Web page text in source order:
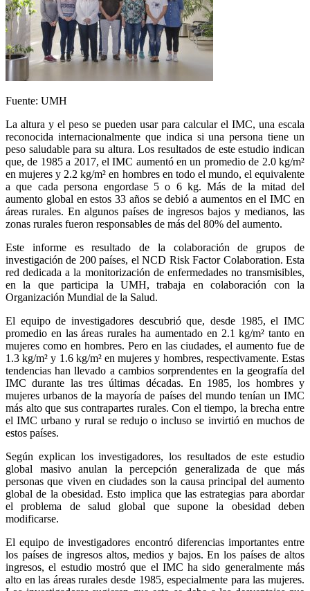
Fuente: UMH
La altura y el peso se pueden usar para calcular el IMC, una escala
reconocida internacionalmente que indica si una persona tiene un
peso saludable para su altura. Los resultados de este estudio indican
que, de 1985 a 2017, el IMC aumentó en un promedio de 2.0 kg/m²
en mujeres y 2.2 kg/m² en hombres en todo el mundo, el equivalente
a que cada persona engordase 5 o 6 kg. Más de la mitad del
aumento global en estos 33 años se debió a aumentos en el IMC en
áreas rurales. En algunos países de ingresos bajos y medianos, las
zonas rurales fueron responsables de más del 80% del aumento.
Este informe es resultado de la colaboración de grupos de
investigación de 200 países, el NCD Risk Factor Colaboration. Esta
red dedicada a la monitorización de enfermedades no transmisibles,
en la que participa la UMH, trabaja en colaboración con la
Organización Mundial de la Salud.
El equipo de investigadores descubrió que, desde 1985, el IMC
promedio en las áreas rurales ha aumentado en 2.1 kg/m² tanto en
mujeres como en hombres. Pero en las ciudades, el aumento fue de
1.3 kg/m² y 1.6 kg/m² en mujeres y hombres, respectivamente. Estas
tendencias han llevado a cambios sorprendentes en la geografía del
IMC durante las tres últimas décadas. En 1985, los hombres y
mujeres urbanos de la mayoría de países del mundo tenían un IMC
más alto que sus contrapartes rurales. Con el tiempo, la brecha entre
el IMC urbano y rural se redujo o incluso se invirtió en muchos de
estos países.
Según explican los investigadores, los resultados de este estudio
global masivo anulan la percepción generalizada de que más
personas que viven en ciudades son la causa principal del aumento
global de la obesidad. Esto implica que las estrategias para abordar
el problema de salud global que supone la obesidad deben
modificarse.
El equipo de investigadores encontró diferencias importantes entre
los países de ingresos altos, medios y bajos. En los países de altos
ingresos, el estudio mostró que el IMC ha sido generalmente más
alto en las áreas rurales desde 1985, especialmente para las mujeres.